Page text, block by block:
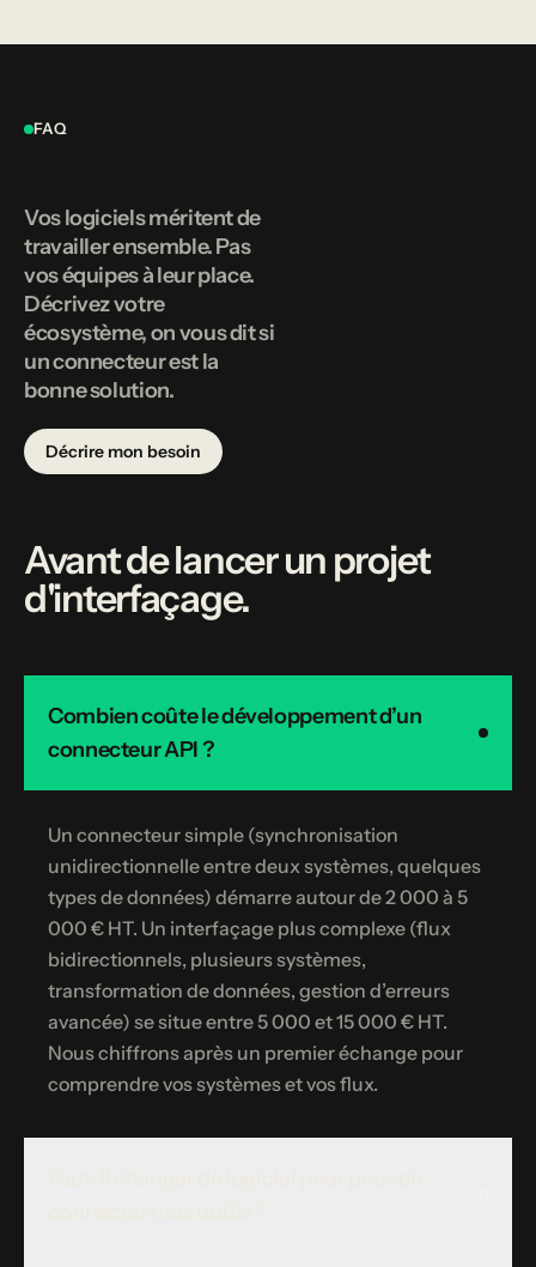
FAQ
Vos logiciels méritent de
travailler ensemble. Pas
vos équipes à leur place.
Décrivez votre
écosystème, on vous dit si
un connecteur est la
bonne solution.
Décrire mon besoin
Avant de lancer un projet
d'interfaçage.
Combien coûte le développement d’un
connecteur API ?
Un connecteur simple (synchronisation
unidirectionnelle entre deux systèmes, quelques
types de données) démarre autour de 2 000 à 5
000 € HT. Un interfaçage plus complexe (flux
bidirectionnels, plusieurs systèmes,
transformation de données, gestion d’erreurs
avancée) se situe entre 5 000 et 15 000 € HT.
Nous chiffrons après un premier échange pour
comprendre vos systèmes et vos flux.